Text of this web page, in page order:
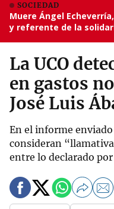
SOCIEDAD
Muere Ángel
y referente de la
La UCO
en gastos
José Luis
En el informe
consideran
entre lo declarado